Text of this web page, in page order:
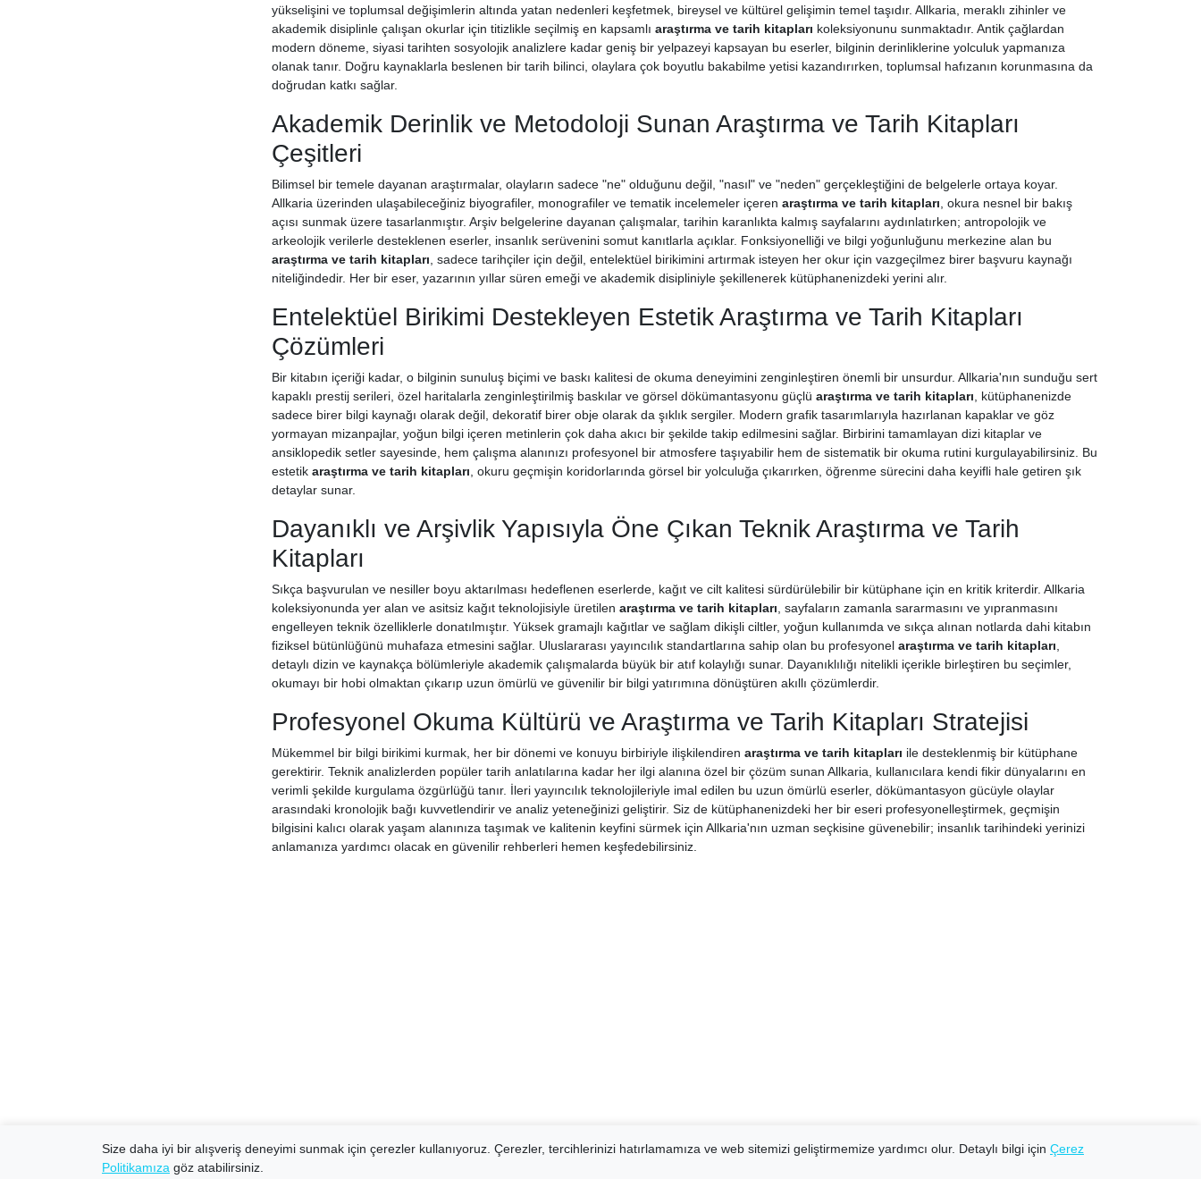
yükselişini ve toplumsal değişimlerin altında yatan nedenleri keşfetmek, bireysel ve kültürel gelişimin temel taşıdır. Allkaria, meraklı zihinler ve
akademik disiplinle çalışan okurlar için titizlikle seçilmiş en kapsamlı araştırma ve tarih kitapları koleksiyonunu sunmaktadır. Antik çağlardan
modern döneme, siyasi tarihten sosyolojik analizlere kadar geniş bir yelpazeyi kapsayan bu eserler, bilginin derinliklerine yolculuk yapmanıza
olanak tanır. Doğru kaynaklarla beslenen bir tarih bilinci, olaylara çok boyutlu bakabilme yetisi kazandırırken, toplumsal hafızanın korunmasına da
doğrudan katkı sağlar.
Akademik Derinlik ve Metodoloji Sunan Araştırma ve Tarih Kitapları
Çeşitleri
Bilimsel bir temele dayanan araştırmalar, olayların sadece "ne" olduğunu değil, "nasıl" ve "neden" gerçekleştiğini de belgelerle ortaya koyar.
Allkaria üzerinden ulaşabileceğiniz biyografiler, monografiler ve tematik incelemeler içeren araştırma ve tarih kitapları , okura nesnel bir bakış
açısı sunmak üzere tasarlanmıştır. Arşiv belgelerine dayanan çalışmalar, tarihin karanlıkta kalmış sayfalarını aydınlatırken; antropolojik ve
arkeolojik verilerle desteklenen eserler, insanlık serüvenini somut kanıtlarla açıklar. Fonksiyonelliği ve bilgi yoğunluğunu merkezine alan bu
araştırma ve tarih kitapları , sadece tarihçiler için değil, entelektüel birikimini artırmak isteyen her okur için vazgeçilmez birer başvuru kaynağı
niteliğindedir. Her bir eser, yazarının yıllar süren emeği ve akademik disipliniyle şekillenerek kütüphanenizdeki yerini alır.
Entelektüel Birikimi Destekleyen Estetik Araştırma ve Tarih Kitapları
Çözümleri
Bir kitabın içeriği kadar, o bilginin sunuluş biçimi ve baskı kalitesi de okuma deneyimini zenginleştiren önemli bir unsurdur. Allkaria'nın sunduğu sert
kapaklı prestij serileri, özel haritalarla zenginleştirilmiş baskılar ve görsel dökümantasyonu güçlü araştırma ve tarih kitapları , kütüphanenizde
sadece birer bilgi kaynağı olarak değil, dekoratif birer obje olarak da şıklık sergiler. Modern grafik tasarımlarıyla hazırlanan kapaklar ve göz
yormayan mizanpajlar, yoğun bilgi içeren metinlerin çok daha akıcı bir şekilde takip edilmesini sağlar. Birbirini tamamlayan dizi kitaplar ve
ansiklopedik setler sayesinde, hem çalışma alanınızı profesyonel bir atmosfere taşıyabilir hem de sistematik bir okuma rutini kurgulayabilirsiniz. Bu
estetik araştırma ve tarih kitapları , okuru geçmişin koridorlarında görsel bir yolculuğa çıkarırken, öğrenme sürecini daha keyifli hale getiren şık
detaylar sunar.
Dayanıklı ve Arşivlik Yapısıyla Öne Çıkan Teknik Araştırma ve Tarih
Kitapları
Sıkça başvurulan ve nesiller boyu aktarılması hedeflenen eserlerde, kağıt ve cilt kalitesi sürdürülebilir bir kütüphane için en kritik kriterdir. Allkaria
koleksiyonunda yer alan ve asitsiz kağıt teknolojisiyle üretilen araştırma ve tarih kitapları , sayfaların zamanla sararmasını ve yıpranmasını
engelleyen teknik özelliklerle donatılmıştır. Yüksek gramajlı kağıtlar ve sağlam dikişli ciltler, yoğun kullanımda ve sıkça alınan notlarda dahi kitabın
fiziksel bütünlüğünü muhafaza etmesini sağlar. Uluslararası yayıncılık standartlarına sahip olan bu profesyonel araştırma ve tarih kitapları
detaylı dizin ve kaynakça bölümleriyle akademik çalışmalarda büyük bir atıf kolaylığı sunar. Dayanıklılığı nitelikli içerikle birleştiren bu seçimler,
okumayı bir hobi olmaktan çıkarıp uzun ömürlü ve güvenilir bir bilgi yatırımına dönüştüren akıllı çözümlerdir.
Profesyonel Okuma Kültürü ve Araştırma ve Tarih Kitapları Stratejisi
Mükemmel bir bilgi birikimi kurmak, her bir dönemi ve konuyu birbiriyle ilişkilendiren araştırma ve tarih kitapları ile desteklenmiş bir kütüphane
gerektirir. Teknik analizlerden popüler tarih anlatılarına kadar her ilgi alanına özel bir çözüm sunan Allkaria, kullanıcılara kendi fikir dünyalarını en
verimli şekilde kurgulama özgürlüğü tanır. İleri yayıncılık teknolojileriyle imal edilen bu uzun ömürlü eserler, dökümantasyon gücüyle olaylar
arasındaki kronolojik bağı kuvvetlendirir ve analiz yeteneğinizi geliştirir. Siz de kütüphanenizdeki her bir eseri profesyonelleştirmek, geçmişin
bilgisini kalıcı olarak yaşam alanınıza taşımak ve kalitenin keyfini sürmek için Allkaria'nın uzman seçkisine güvenebilir; insanlık tarihindeki yerinizi
anlamanıza yardımcı olacak en güvenilir rehberleri hemen keşfedebilirsiniz.
Size daha iyi bir alışveriş deneyimi sunmak için çerezler kullanıyoruz. Çerezler, tercihlerinizi hatırlamamıza ve web sitemizi geliştirmemize yardımcı olur. Detaylı bilgi için Çerez
Politikamıza göz atabilirsiniz.